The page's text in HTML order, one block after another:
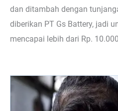
dan ditambah dengan
diberikan PT Gs Battery, jadi
mencapai lebih dari Rp.